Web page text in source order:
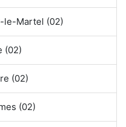
le-Martel (02)
(02)
(02)
(02)